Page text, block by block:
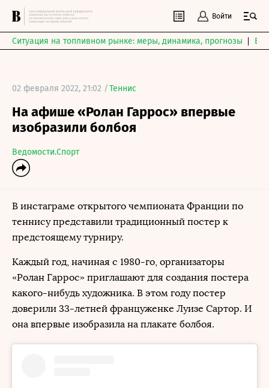
Войти
Ситуация на топливном рынке: меры, динамика, прогнозы
02 февраля 2022, 21:02 /Теннис
На афише «Ролан Гаррос» впервые
изобразили болбоя
Ведомости.Спорт
В инстаграме открытого чемпионата Франции по
теннису представили традиционный постер к
предстоящему турниру.
Каждый год, начиная с 1980-го, организаторы
«Ролан Гаррос» приглашают для создания постера
какого-нибудь художника. В этом году постер
доверили 33-летней француженке Луизе Сартор. И
она впервые изобразила на плакате болбоя.